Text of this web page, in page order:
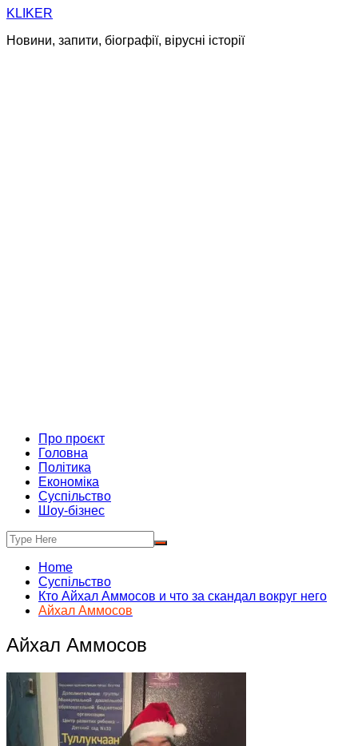
Skip
content
KLIKER
Новини, запити, біографії, вірусні історії
Про проєкт
Головна
Політика
Економіка
Суспільство
Шоу-бізнес
Home
Суспільство
Кто Айхал Аммосов и что за скандал вокруг него
Айхал Аммосов
Айхал Аммосов